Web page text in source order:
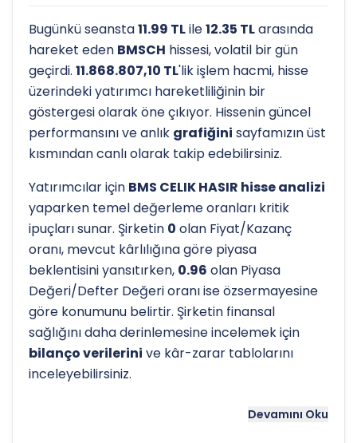
Bugünkü seansta11.99 TLile12.35 TLarasında
hareket eden BMSCH hissesi, volatil bir gün
geçirdi. 11.868.807,10 TL'lik işlem hacmi, hisse
üzerindeki yatırımcı hareketliliğinin bir
göstergesi olarak öne çıkıyor. Hissenin güncel
performansını ve anlık grafiğini sayfamızın üst
kısmından canlı olarak takip edebilirsiniz.
Yatırımcılar için BMS CELIK HASIR hisse analizi
yaparken temel değerleme oranları kritik
ipuçları sunar. Şirketin 0 olan Fiyat/Kazanç
oranı, mevcut kârlılığına göre piyasa
beklentisini yansıtırken, 0.96 olan Piyasa
Değeri/Defter Değeri oranı ise özsermayesine
göre konumunu belirtir. Şirketin finansal
sağlığını daha derinlemesine incelemek için
bilanço verilerini ve kâr-zarar tablolarını
inceleyebilirsiniz.
Hissenin uzun vadeli trendini ve potansiyelDevamını Oku